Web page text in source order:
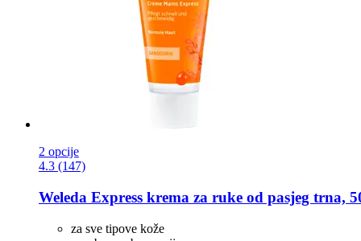
2 opcije
4.3 (147)
Weleda Express krema za ruke od pasjeg trna,
za sve tipove kože